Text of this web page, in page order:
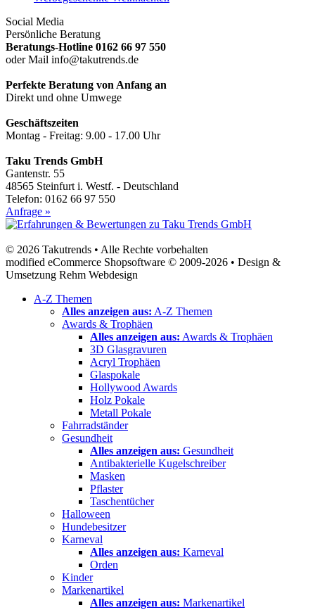
Social Media
Persönliche Beratung
Beratungs-Hotline 0162 66 97 550
oder Mail info@takutrends.de
Perfekte Beratung von Anfang an
Direkt und ohne Umwege
Geschäftszeiten
Montag - Freitag: 9.00 - 17.00 Uhr
Taku Trends GmbH
Gantenstr. 55
48565 Steinfurt i. Westf. - Deutschland
Telefon: 0162 66 97 550
Anfrage »
© 2026 Takutrends • Alle Rechte vorbehalten
modified eCommerce Shopsoftware © 2009-2026 • Design &
Umsetzung Rehm Webdesign
A-Z Themen
Alles anzeigen aus: A-Z Themen
Awards & Trophäen
Alles anzeigen aus: Awards & Trophäen
3D Glasgravuren
Acryl Trophäen
Glaspokale
Hollywood Awards
Holz Pokale
Metall Pokale
Fahrradständer
Gesundheit
Alles anzeigen aus: Gesundheit
Antibakterielle Kugelschreiber
Masken
Pflaster
Taschentücher
Halloween
Hundebesitzer
Karneval
Alles anzeigen aus: Karneval
Orden
Kinder
Markenartikel
Alles anzeigen aus: Markenartikel